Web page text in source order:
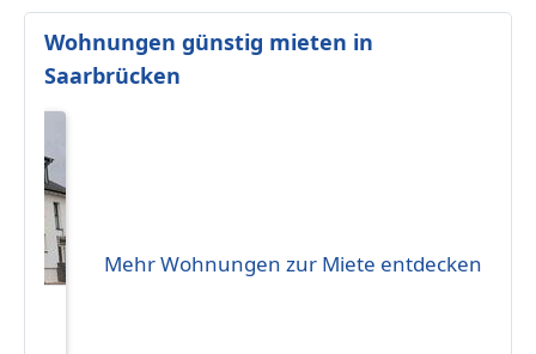
Wohnungen günstig mieten in
Saarbrücken
Mehr Wohnungen zur Miete entdecken